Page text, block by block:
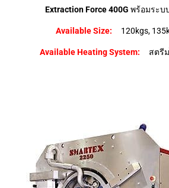
Extraction Force 400G พร้อมระบ
Available Size: 120kgs,
Available Heating System: สตรีม